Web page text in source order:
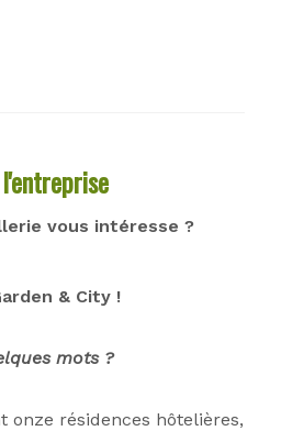
vous intéresse ?
& City !
mots ?
onze résidences hôtelières,